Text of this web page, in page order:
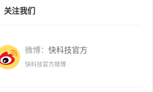
关注我们
微博： 快科技官方
快科技官方微博